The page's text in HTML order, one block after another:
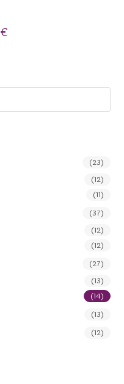
€
(23)
(12)
(11)
(37)
(12)
(12)
(27)
(13)
(14)
(13)
(12)